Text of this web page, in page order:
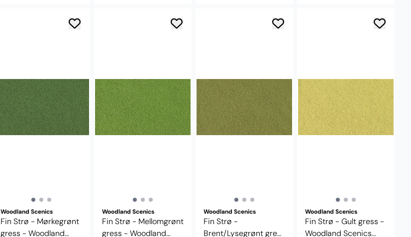
Woodland Scenics
Fin Strø - Mørkegrønt
gress - Woodland
Woodland Scenics
Fin Strø - Mellomgrønt
gress - Woodland
Woodland Scenics
Fin Strø -
Brent/Lysegrønt gress
Woodland Scenics
Fin Strø - Gult gress -
Woodland Scenics